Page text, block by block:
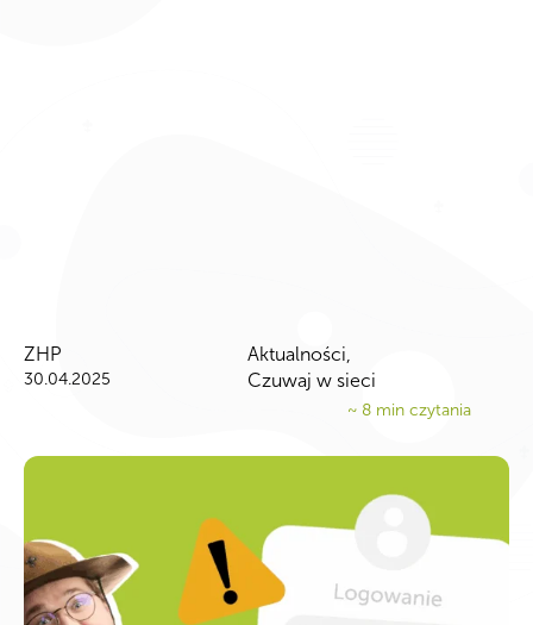
ZHP
30.04.2025
Aktualności
Czuwaj w sieci
~ 8 min czytania